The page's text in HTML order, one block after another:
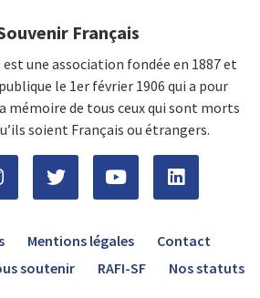
Français
est une association fondée en 1887 et
le 1er février 1906 qui a pour
mémoire de tous ceux qui sont morts
soient Français ou étrangers.
Mentions légales
Contact
soutenir RAFI-SF Nos statuts